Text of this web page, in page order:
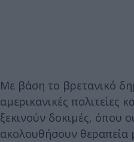
Με βάση το βρετανικό
αμερικανικές πολιτείες
ξεκινούν δοκιμές, όπου
ακολουθήσουν θεραπεία